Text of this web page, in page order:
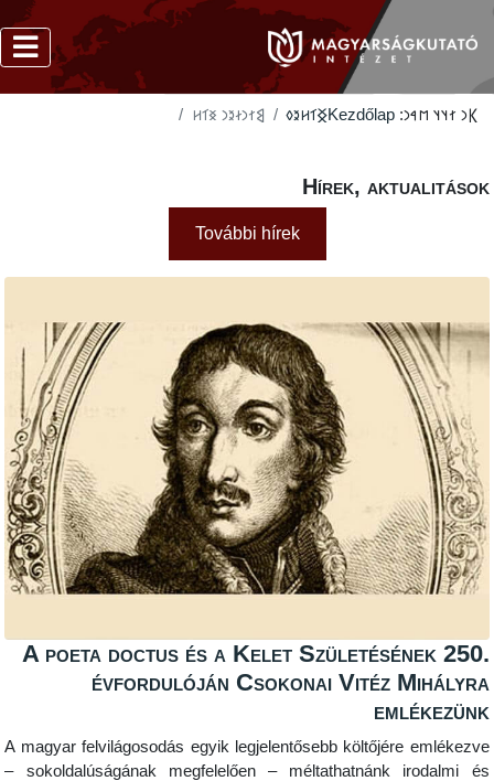
Kezdőlap
‮𐲏𐳑𐳢𐳉𐳓
‮𐲘𐳐𐳙𐳇𐳉𐳙 𐳏𐳑𐳢
Hírek,
További hírek
A poeta doctus és a Kelet
évfordulóján Csokonai Vitéz
A magyar felvilágosodás egyik legjelentősebb
– sokoldalúságának megfelelően – méltathatnánk